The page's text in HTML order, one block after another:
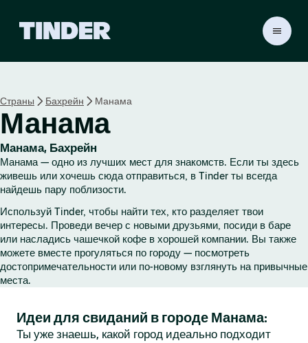
а
р
а
н
ц
а
T
i
n
r
Страны Бахрейн Манама
Манама
Манама, Бахрейн
Манама — одно из лучших мест для знакомств. Если ты здесь
живешь или хочешь сюда отправиться, в Tinder ты всегда
найдешь пару поблизости.
Используй Tinder, чтобы найти тех, кто разделяет твои
интересы. Проведи вечер с новыми друзьями, посиди в баре
или насладись чашечкой кофе в хорошей компании. Вы также
можете вместе прогуляться по городу — посмотреть
достопримечательности или по-новому взглянуть на привычные
места.
Идеи для свиданий в городе Манама:
Ты уже знаешь, какой город идеально подходит